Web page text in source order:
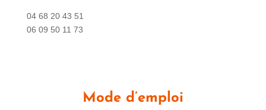
04 68 20 43 51
06 09 50 11 73
Mode d’emploi